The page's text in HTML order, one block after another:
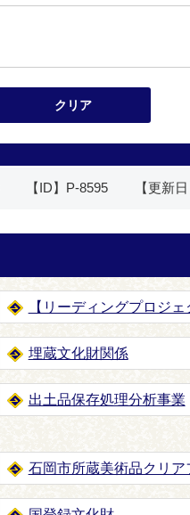
【ID】 P-8595 【更新
【リーディングプロジ
埋蔵文化財関係
出土品保存処理分析事業
石岡市所蔵美術品クリア